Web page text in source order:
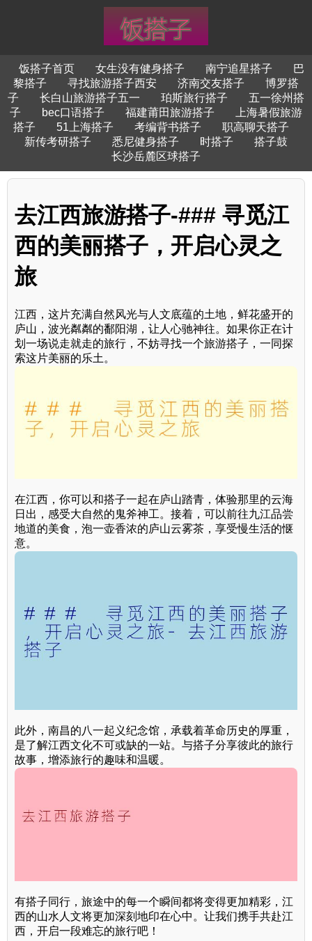
饭搭子首页 女生没有健身搭子 南宁追星搭子
巴
黎搭子
寻找旅游搭子西安 济南交友搭子
博罗搭
子
长白山旅游搭子五一 珀斯旅行搭子
五一徐州搭
子
bec口语搭子 福建莆田旅游搭子
上海暑假旅游
搭子
51上海搭子 考编背书搭子
职高聊天搭子
新传考研搭子
悉尼健身搭子 时搭子
搭子鼓
长沙岳麓区球搭子
去江西旅游搭子-### 寻觅江
西的美丽搭子，开启心灵之
旅
江西，这片充满自然风光与人文底蕴的土地，鲜花盛开的
庐山，波光粼粼的鄱阳湖，让人心驰神往。如果你正在计
划一场说走就走的旅行，不妨寻找一个旅游搭子，一同探
索这片美丽的乐土。
在江西，你可以和搭子一起在庐山踏青，体验那里的云海
日出，感受大自然的鬼斧神工。接着，可以前往九江品尝
地道的美食，泡一壶香浓的庐山云雾茶，享受慢生活的惬
意。
此外，南昌的八一起义纪念馆，承载着革命历史的厚重，
是了解江西文化不可或缺的一站。与搭子分享彼此的旅行
故事，增添旅行的趣味和温暖。
有搭子同行，旅途中的每一个瞬间都将变得更加精彩，江
西的山水人文将更加深刻地印在心中。让我们携手共赴江
西，开启一段难忘的旅行吧！